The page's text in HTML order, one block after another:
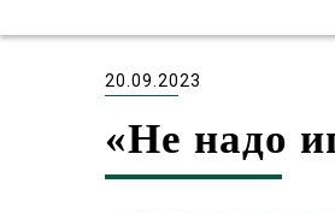
20.09.2023
«Не надо